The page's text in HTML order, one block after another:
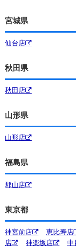
宮城県
仙台店
秋田県
秋田店
山形県
山形店
福島県
郡山店
東京都
神宮前店 恵比寿店
店
神楽坂店 中